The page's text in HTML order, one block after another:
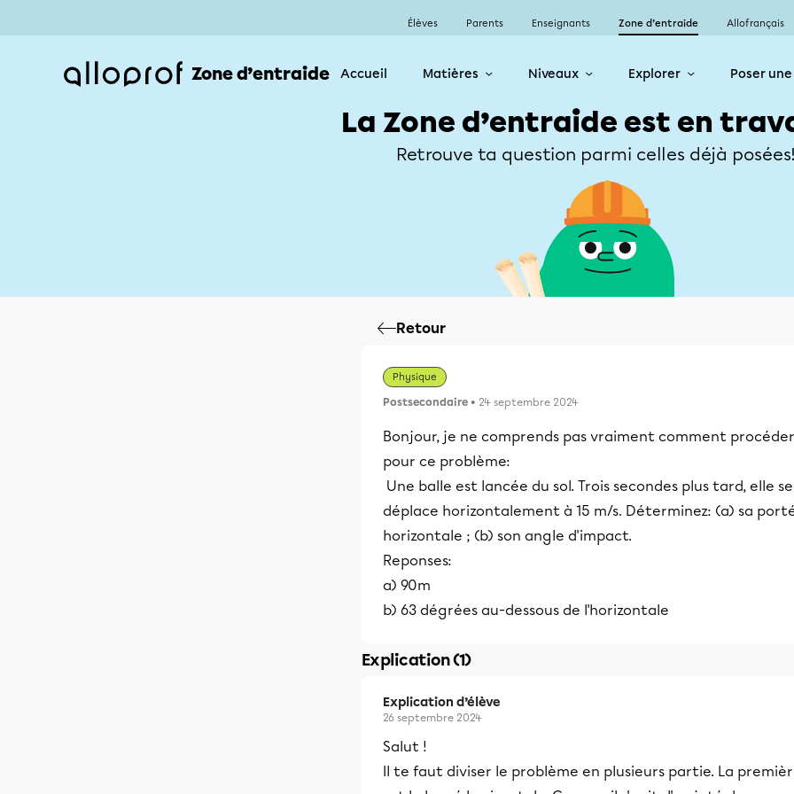
Élèves Parents Enseignants Zone d’entraide Allofrançais
Zone d’entraide Accueil Matières Niveaux Explorer Poser
La Zone d’entraide est en
Retrouve ta question parmi celles déjà posées!
Retour
Physique
Postsecondaire • 24 septembre 2024
Bonjour, je ne comprends pas vraiment comment procéder
pour ce problème:
Une balle est lancée du sol. Trois secondes plus tard, elle se
déplace horizontalement à 15 m/s. Déterminez: (a) sa
horizontale ; (b) son angle d'impact.
Reponses:
a) 90m
b) 63 dégrées au-dessous de l'horizontale
Explication (1)
Explication d’élève
26 septembre 2024
Salut !
Il te faut diviser le problème en plusieurs partie. La